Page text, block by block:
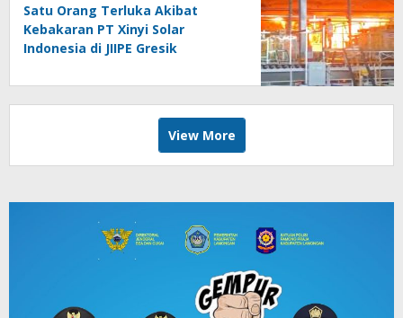
Satu Orang Terluka Akibat
Kebakaran PT Xinyi Solar
Indonesia di JIIPE Gresik
View More